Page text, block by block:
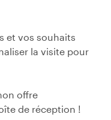
et vos souhaits
la visite pour
offre
de réception !